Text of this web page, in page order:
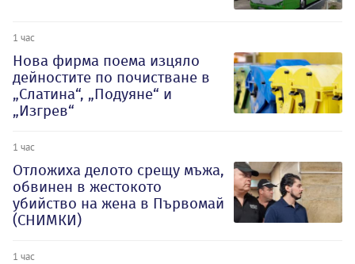
1 час
Нова фирма поема изцяло
дейностите по почистване в
„Слатина“, „Подуяне“ и
„Изгрев“
1 час
Отложиха делото срещу мъжа,
обвинен в жестокото
убийство на жена в Първомай
(СНИМКИ)
1 час